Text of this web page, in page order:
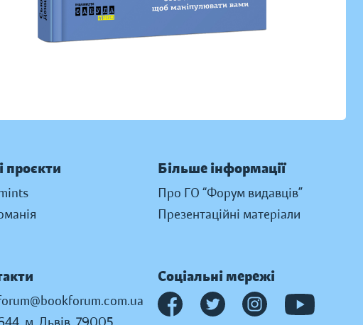
проєкти Більше інформації
Про ГО “Форум видавців”
Презентаційні матеріали
Соціальні мережі